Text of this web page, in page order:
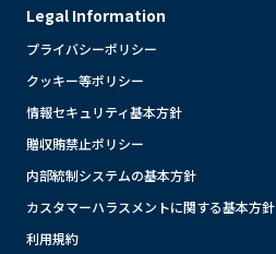
Legal Information
プライバシーポリシー
クッキー等ポリシー
情報セキュリティ基本方針
贈収賄禁止ポリシー
内部統制システムの基本方針
カスタマーハラスメントに関する基本方針
利用規約